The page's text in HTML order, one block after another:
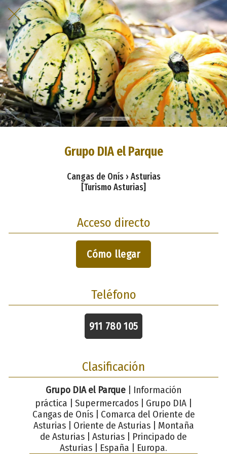
Grupo DIA el Parque
Cangas de Onís › Asturias
[Turismo Asturias]
Acceso directo
Cómo llegar
Teléfono
911 780 105
Clasificación
Grupo DIA el Parque | Información
práctica | Supermercados | Grupo DIA |
Cangas de Onís | Comarca del Oriente de
Asturias | Oriente de Asturias | Montaña
de Asturias | Asturias | Principado de
Asturias | España | Europa.